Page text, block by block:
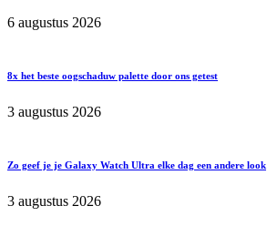
6 augustus 2026
8x het beste oogschaduw palette door ons getest
3 augustus 2026
Zo geef je je Galaxy Watch Ultra elke dag een andere look
3 augustus 2026